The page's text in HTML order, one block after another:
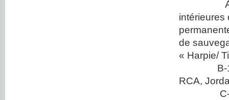
intérieures
de
« Harpie/
B-
RCA,
C-